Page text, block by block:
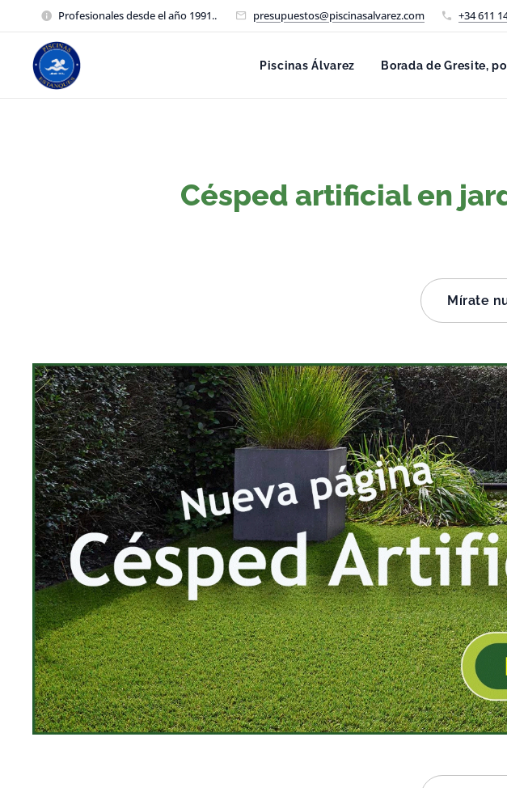
Profesionales desde el año 1991.. presupuestos@piscinasalvarez.com +34 611
Piscinas Álvarez Borada de Gresite,
Césped artificial en
Mírate